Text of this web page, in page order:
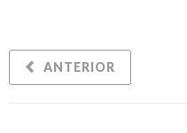
ANTERIOR